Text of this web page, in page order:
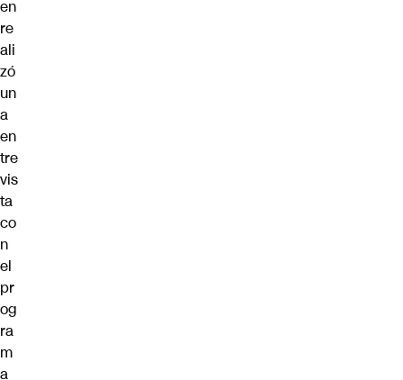
en
re
ali
zó
un
a
en
tre
vis
ta
co
n
el
pr
og
ra
m
a